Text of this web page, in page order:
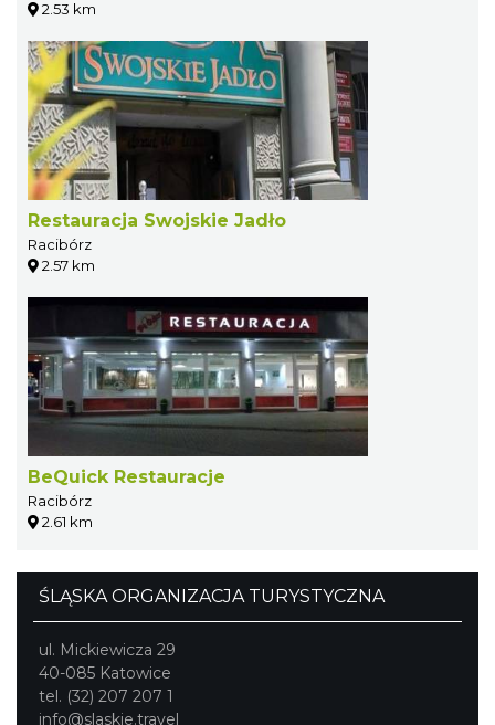
2.53 km
Restauracja Swojskie Jadło
Racibórz
2.57 km
BeQuick Restauracje
Racibórz
2.61 km
ŚLĄSKA ORGANIZACJA TURYSTYCZNA
ul. Mickiewicza 29
40-085 Katowice
tel. (32) 207 207 1
info@slaskie.travel